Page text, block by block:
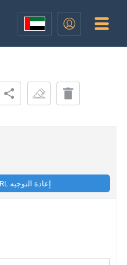
تحرير عنوان URL إعادة التوجيه